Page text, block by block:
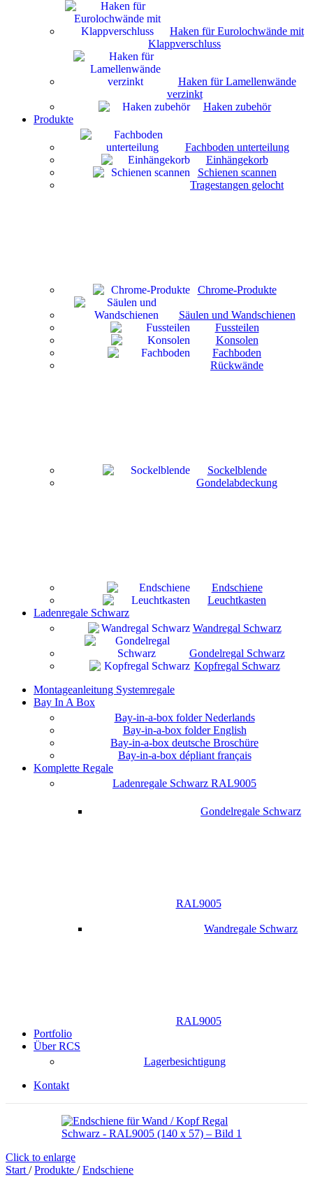
Haken für Eurolochwände mit
Klappverschluss
Haken für Lamellenwände
verzinkt
Haken zubehör
Produkte
Fachboden unterteilung
Einhängekorb
Schienen scannen
Tragestangen gelocht
Chrome-Produkte
Säulen und Wandschienen
Fussteilen
Konsolen
Fachboden
Rückwände
Sockelblende
Gondelabdeckung
Endschiene
Leuchtkasten
Ladenregale Schwarz
Wandregal Schwarz
Gondelregal Schwarz
Kopfregal Schwarz
Montageanleitung Systemregale
Bay In A Box
Bay-in-a-box folder Nederlands
Bay-in-a-box folder English
Bay-in-a-box deutsche Broschüre
Bay-in-a-box dépliant français
Komplette Regale
Ladenregale Schwarz RAL9005
Gondelregale Schwarz
RAL9005
Wandregale Schwarz
RAL9005
Portfolio
Über RCS
Lagerbesichtigung
Kontakt
Click to enlarge
Start / Produkte / Endschiene